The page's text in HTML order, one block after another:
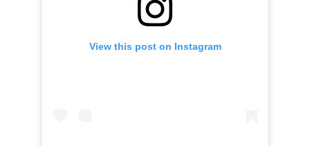
View this post on Instagram